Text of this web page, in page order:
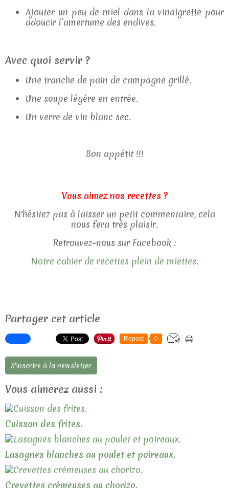
Ajouter un peu de miel dans la vinaigrette pour
adoucir l’amertume des endives.
Avec quoi servir ?
Une tranche de pain de campagne grillé.
Une soupe légère en entrée.
Un verre de vin blanc sec.
Bon appétit !!!
Vous aimez nos recettes ?
N'hésitez pas à laisser un petit commentaire, cela
nous fera très plaisir.
Retrouvez-nous sur Facebook :
Notre cahier de recettes plein de miettes.
Partager cet article
Repost 0
S'inscrire à la newsletter
Vous aimerez aussi :
Cuisson des frites.
Lasagnes blanches au poulet et poireaux.
Crevettes crémeuses au chorizo.